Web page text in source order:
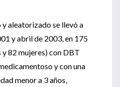
aleatorizado se llevó a
y abril de 2003, en 175
82 mujeres) con DBT
y con una
menor a 3 años,